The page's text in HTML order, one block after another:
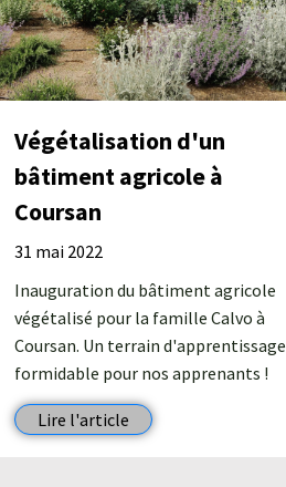
Végétalisation d'un
bâtiment agricole à
Coursan
31 mai 2022
Inauguration du bâtiment agricole
végétalisé pour la famille Calvo à
Coursan. Un terrain d'apprentissage
formidable pour nos apprenants !
Lire l'article